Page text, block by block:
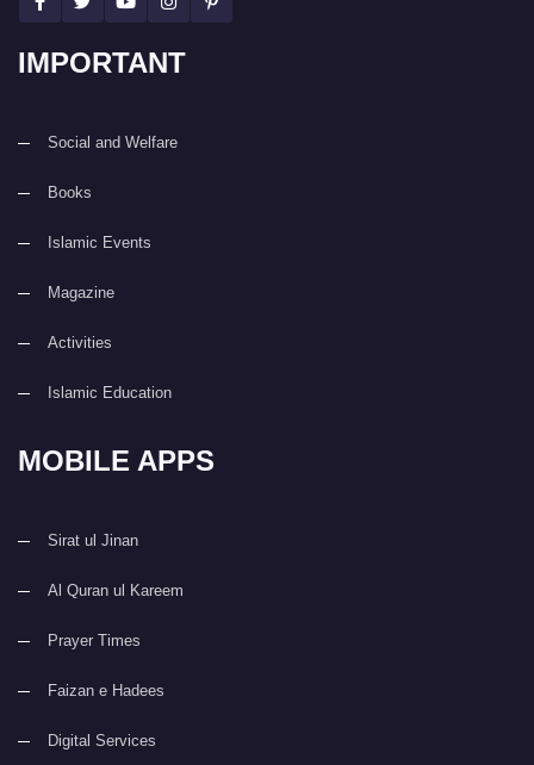
IMPORTANT
Social and Welfare
Books
Islamic Events
Magazine
Activities
Islamic Education
MOBILE APPS
Sirat ul Jinan
Al Quran ul Kareem
Prayer Times
Faizan e Hadees
Digital Services